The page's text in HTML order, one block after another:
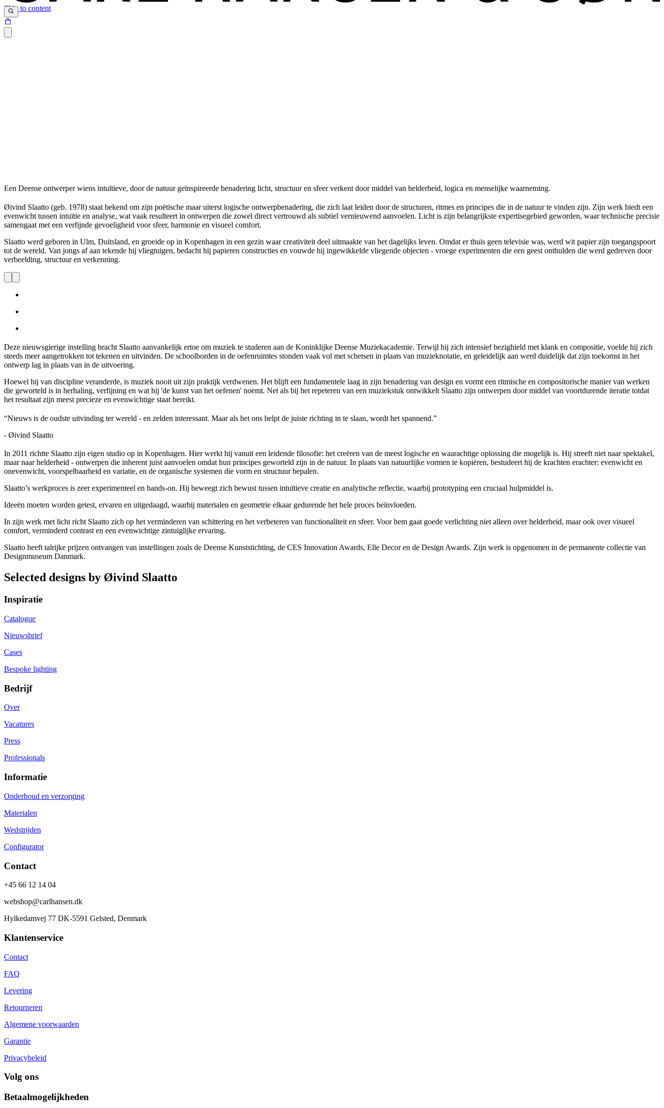
Skip to content
Een Deense ontwerper wiens intuïtieve, door de natuur geïnspireerde benadering licht, structuur en sfeer verkent doormiddel van helderheid, logica en menselijke waarneming.
Øivind Slaatto (geb. 1978) staat bekend om zijn poëtische maaruiterst logische ontwerpbenadering, die zich laat leiden door de structuren, ritmes en principes die in de natuur te vinden zijn. Zijn werk biedt een
evenwicht tussen intuïtie en analyse, wat vaak resulteert in ontwerpen die zowel direct vertrouwd als subtiel vernieuwend aanvoelen. Licht is zijn belangrijkste expertisegebied geworden, waar technische precisie
samengaat met een verfijnde gevoeligheid voor sfeer, harmonie en visueel comfort.
Slaatto werd geboren in Ulm, Duitsland, en groeide op in Kopenhagen in een gezin waar creativiteit deel uitmaakte van het dagelijks leven. Omdat erthuis geen televisie was, werd wit papierzijn toegangspoort
tot de wereld. Van jongs af aan tekende hij vliegtuigen, bedacht hij papieren constructies en vouwde hij ingewikkelde vliegende objecten - vroege experimenten die een geest onthulden die werd gedreven door
verbeelding, structuur en verkenning.
Deze nieuwsgierige instelling bracht Slaatto aanvankelijk ertoe om muziek te studeren aan de Koninklijke Deense Muziekacademie. Terwijl hij zich intensief bezighield met klank en compositie, voelde hij zich
steeds meer aangetrokken tot tekenen en uitvinden. De schoolborden in de oefenruimtes stonden vaak vol met schetsen in plaats van muzieknotatie, en geleidelijk aan werd duidelijk dat zijn toekomst in het
ontwerp lag in plaats van in de uitvoering.
Hoewel hij van discipline veranderde, is muziek nooit uit zijn praktijk verdwenen. Het blijft een fundamentele laag in zijn benadering van design en vormt een ritmische en compositorische maniervan werken
die geworteld is in herhaling, verfijning en wat hij 'de kunst van het oefenen' noemt. Net als bij het repeteren van een muziekstuk ontwikkelt Slaatto zijn ontwerpen doormiddel van voortdurende iteratie totdat
het resultaat zijn meest precieze en evenwichtige staat bereikt.
“Nieuws is de oudste uitvinding terwereld - en zelden interessant. Maarals het ons helpt de juiste richting in te slaan, wordt het spannend.”
- Øivind Slaatto
In 2011 richtte Slaatto zijn eigen studio op in Kopenhagen. Hier werkt hij vanuit een leidende filosofie: het creëren van de meest logische en waarachtige oplossing die mogelijk is. Hij streeft niet naar spektakel,
maar naar helderheid - ontwerpen die inherent juist aanvoelen omdat hun principes geworteld zijn in de natuur. In plaats van natuurlijke vormen te kopiëren, bestudeert hij de krachten erachter: evenwicht en
onevenwicht, voorspelbaarheid en variatie, en de organische systemen die vorm en structuur bepalen.
Slaatto’s werkproces is zeer experimenteel en hands-on. Hij beweegt zich bewust tussen intuïtieve creatie en analytische reflectie, waarbij prototyping een cruciaal hulpmiddel is.
Ideeën moeten worden getest, ervaren en uitgedaagd, waarbij materialen en geometrie elkaar gedurende het hele proces beïnvloeden.
In zijn werk met licht richt Slaatto zich op het verminderen van schittering en het verbeteren van functionaliteit en sfeer. Voor hem gaat goede verlichting niet alleen over helderheid, maar ook over visueel
comfort, verminderd contrast en een evenwichtige zintuiglijke ervaring.
Slaatto heeft talrijke prijzen ontvangen van instellingen zoals de Deense Kunststichting, de CES Innovation Awards, Elle Decor en de Design Awards. Zijn werk is opgenomen in de permanente collectie van
Designmuseum Danmark.
Selected designs by Øivind Slaatto
Inspiratie
Catalogue
Nieuwsbrief
Cases
Bespoke lighting
Bedrijf
Over
Vacatures
Press
Professionals
Informatie
Onderhoud en verzorging
Materialen
Wedstrijden
Configurator
Contact
+45 66 12 14 04
webshop@carlhansen.dk
Hylkedamvej 77 DK-5591 Gelsted, Denmark
Klantenservice
Contact
FAQ
Levering
Retourneren
Algemene voorwaarden
Garantie
Privacybeleid
Volg ons
Betaalmogelijkheden